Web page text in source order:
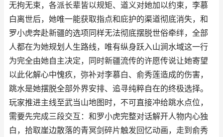
无拘无束，各派长辈皆以规矩、道义对她加以约束，李慕
白离世后，她唯一能获取指点和庇护的渠道彻底消失，和
罗小虎奔赴新疆的选项同样无法彻底摆脱世俗牵绊，全部
人都在为她规划人生路线，唯有纵身跃入山涧水域这一行
为完全由她自主决定，同时新疆流传的许愿传说让她寄望
以此化解心中愧疚，弥补对李慕白、俞秀莲造成的伤害，
跳水是她摆脱全部外界安排、追寻纯粹自在的终极选择。
玩家推进主线至武当山地图时，不可直接冲给跳水点位，
需要先完成三段交互：和罗小虎完整对话解开人物内心独
白，拾取崖边散落的青冥剑碎片触发回忆动画，走到俞秀